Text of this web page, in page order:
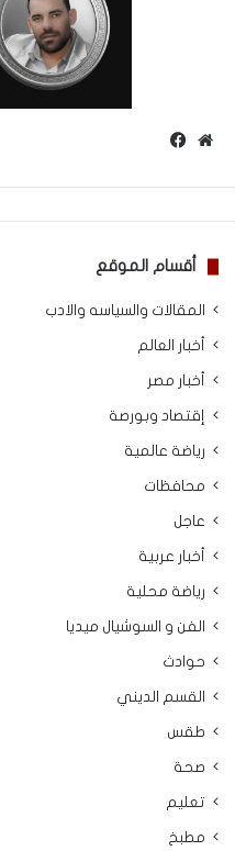
موقع
أقسام الموقع
المقالات والسياسه والادب
أخبار العالم
أخبار مصر
إقتصاد وبورصة
رياضة عالمية
محافظات
عاجل
أخبار عربية
رياضة محلية
الفن و السوشيال ميديا
حوادث
القسم الديني
طقس
صحة
تعليم
مطبخ